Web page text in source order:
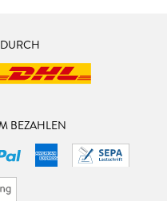
BEZAHLEN